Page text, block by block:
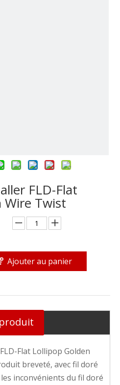
FLD-Flat
Wire Twist
Ajouter au panier
Flat Lollipop Golden
breveté, avec fil doré
inconvénients du fil doré